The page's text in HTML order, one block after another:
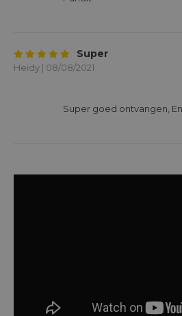
Super
Heidy | 08/08/2021